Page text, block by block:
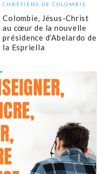
CHRÉTIENS DE COLOMBIE
Colombie, Jésus-Christ
au cœur de la nouvelle
présidence d’Abelardo de
la Espriella